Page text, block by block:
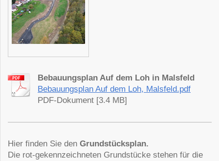
Bebauungsplan Auf dem Loh in Malsfeld
Bebauungsplan Auf dem Loh, Malsfeld.pdf
PDF-Dokument [3.4 MB]
Hier finden Sie den Grundstücksplan.
Die rot-gekennzeichneten Grundstücke stehen für die